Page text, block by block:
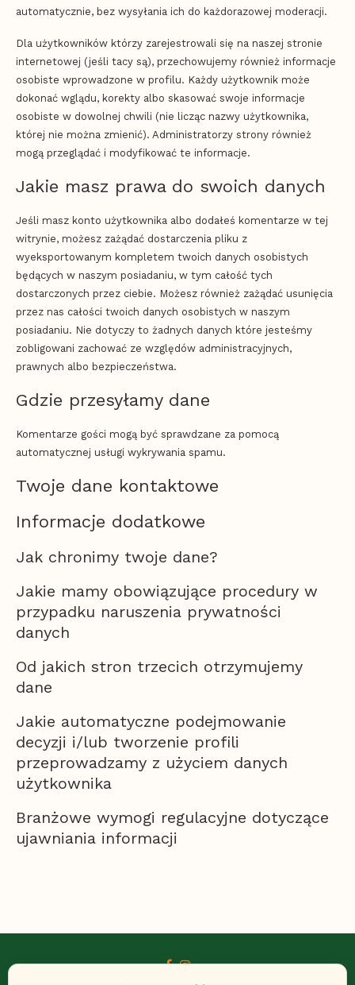
automatycznie, bez wysyłania ich do każdorazowej moderacji.
Dla użytkowników którzy zarejestrowali się na naszej stronie
internetowej (jeśli tacy są), przechowujemy również informacje
osobiste wprowadzone w profilu. Każdy użytkownik może
dokonać wglądu, korekty albo skasować swoje informacje
osobiste w dowolnej chwili (nie licząc nazwy użytkownika,
której nie można zmienić). Administratorzy strony również
mogą przeglądać i modyfikować te informacje.
Jakie masz prawa do swoich danych
Jeśli masz konto użytkownika albo dodałeś komentarze w tej
witrynie, możesz zażądać dostarczenia pliku z
wyeksportowanym kompletem twoich danych osobistych
będących w naszym posiadaniu, w tym całość tych
dostarczonych przez ciebie. Możesz również zażądać usunięcia
przez nas całości twoich danych osobistych w naszym
posiadaniu. Nie dotyczy to żadnych danych które jesteśmy
zobligowani zachować ze względów administracyjnych,
prawnych albo bezpieczeństwa.
Gdzie przesyłamy dane
Komentarze gości mogą być sprawdzane za pomocą
automatycznej usługi wykrywania spamu.
Twoje dane kontaktowe
Informacje dodatkowe
Jak chronimy twoje dane?
Jakie mamy obowiązujące procedury w
przypadku naruszenia prywatności
danych
Od jakich stron trzecich otrzymujemy
dane
Jakie automatyczne podejmowanie
decyzji i/lub tworzenie profili
przeprowadzamy z użyciem danych
użytkownika
Branżowe wymogi regulacyjne dotyczące
ujawniania informacji